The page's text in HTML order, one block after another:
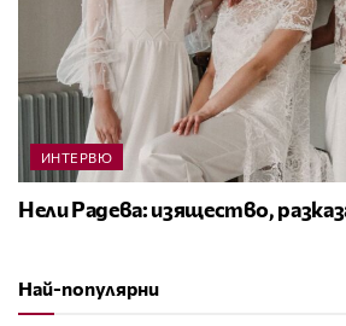
ИНТЕРВЮ
Нели Радева: изящество,
Най-популярни